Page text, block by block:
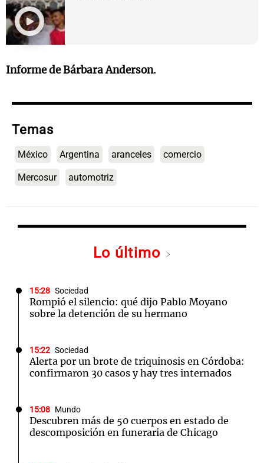
Informe de Bárbara Anderson.
Temas
México Argentina aranceles comercio
Mercosur automotriz
Lo último
15:28 Sociedad
Rompió el silencio: qué dijo Pablo Moyano
sobre la detención de su hermano
15:22 Sociedad
Alerta por un brote de triquinosis en Córdoba:
confirmaron 30 casos y hay tres internados
15:08 Mundo
Descubren más de 50 cuerpos en estado de
descomposición en funeraria de Chicago